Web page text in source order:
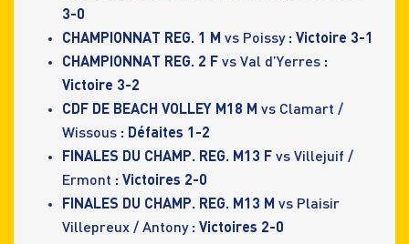
3-0
CHAMPIONNAT REG. 1 M vs Poissy: Victoire 3-1
CHAMPIONNAT REG. 2 F vs Val d’Yerres:
Victoire 3-2
CDF DE BEACH VOLLEY M18 M vs Clamart /
Wissous : Défaites 1-2
FINALES DU CHAMP. REG. M13 F vs Villejuif /
Ermont : Victoires 2-0
FINALES DU CHAMP. REG. M13 M vs Plaisir
Villepreux / Antony: Victoires 2-0